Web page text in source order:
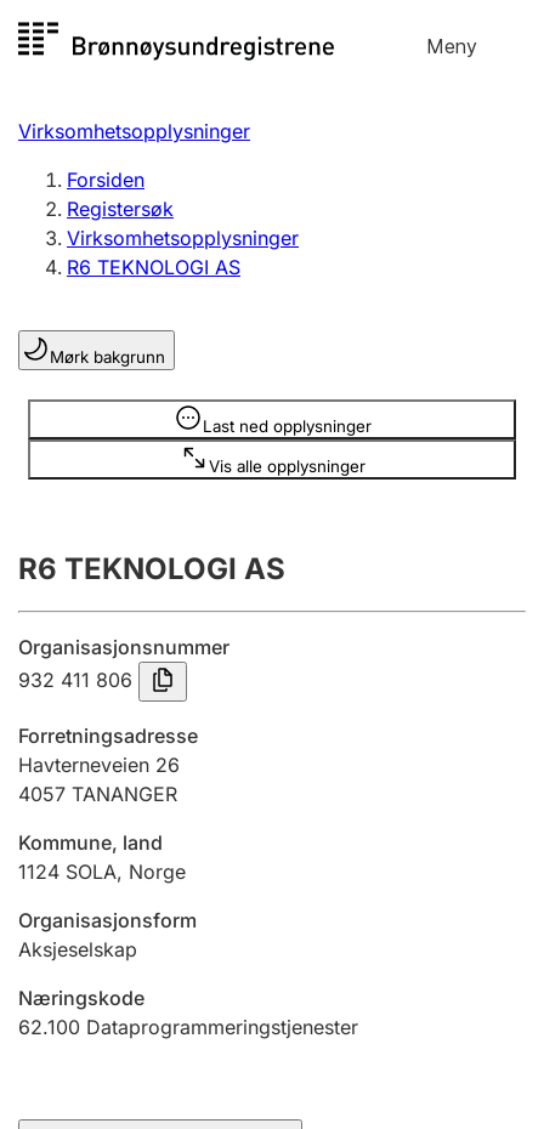
til
Meny
Registersøk
Aksjeselskap
Enkeltpersonforetak
Registrere, endre, slette
Lag og forening
Registrere, endre, slette
Årsregnskap
Innsending og forsinkelsesgebyr
Tinglysing
Jeger
Ektepaktveileder
Offentlig sektor
Virksomhetsopplysninger
Forsiden
Registersøk
Virksomhetsopplysninger
R6 TEKNOLOGI AS
Mørk bakgrunn
Last ned opplysninger
Vis alle opplysninger
Opplysninger er skjult
R6 TEKNOLOGI AS
Organisasjonsnummer
932 411 806
Forretningsadresse
Havterneveien 26
4057 TANANGER
Kommune, land
1124 SOLA, Norge
Organisasjonsform
Aksjeselskap
Næringskode
62.100 Dataprogrammeringstjenester